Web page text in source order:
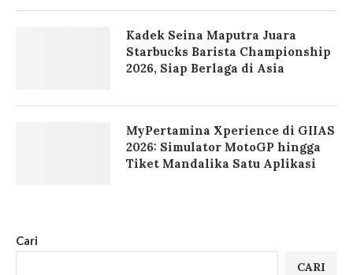
Cari
CARI
Kadek Seina Maputra Juara
Starbucks Barista Championship
2026, Siap Berlaga di Asia
MyPertamina Xperience di GIIAS
2026: Simulator MotoGP hingga
Tiket Mandalika Satu Aplikasi